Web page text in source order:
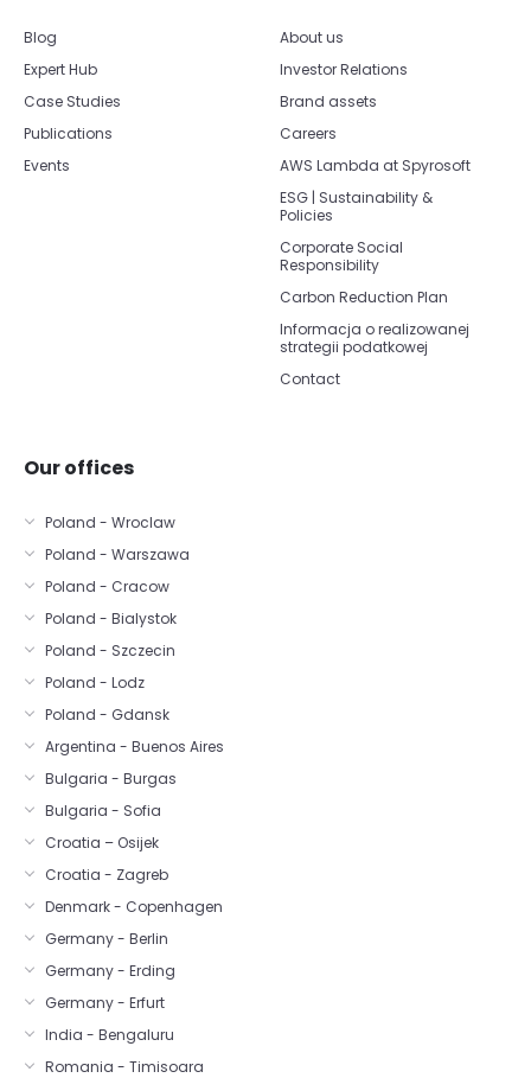
Blog
Expert Hub
Case Studies
Publications
Events
About us
Investor Relations
Brand assets
Careers
AWS Lambda at Spyrosoft
ESG | Sustainability &
Policies
Corporate Social
Responsibility
Carbon Reduction Plan
Informacja o realizowanej
strategii podatkowej
Contact
Our offices
Poland - Wroclaw
Poland - Warszawa
Poland - Cracow
Poland - Bialystok
Poland - Szczecin
Poland - Lodz
Poland - Gdansk
Argentina - Buenos Aires
Bulgaria - Burgas
Bulgaria - Sofia
Croatia – Osijek
Croatia - Zagreb
Denmark - Copenhagen
Germany - Berlin
Germany - Erding
Germany - Erfurt
India - Bengaluru
Romania - Timisoara